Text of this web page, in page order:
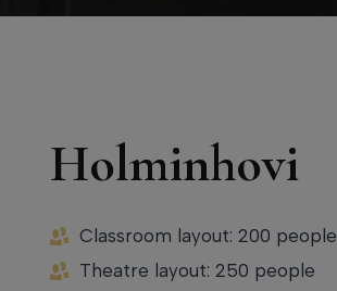
Holminhovi
Classroom layout: 200 people
Theatre layout: 250 people